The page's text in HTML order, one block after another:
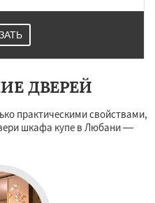
ДВЕРЕЙ
практическими свойствами,
шкафа купе в Любани —